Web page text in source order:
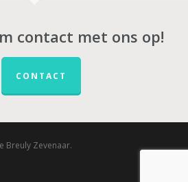
contact met ons op!
CONTACT
Breuly Zevenaar.